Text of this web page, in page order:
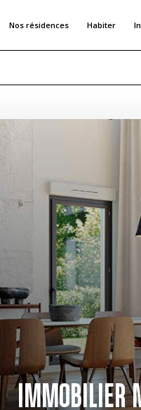
Nos résidences Habiter
IMMOBILIER